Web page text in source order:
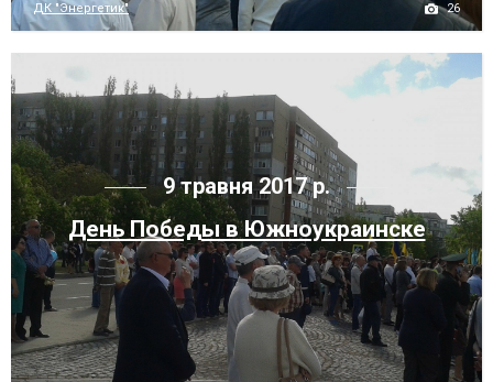
ДК "Энергетик" 26
9 травня 2017 р.
День Победы в Южноукраинске